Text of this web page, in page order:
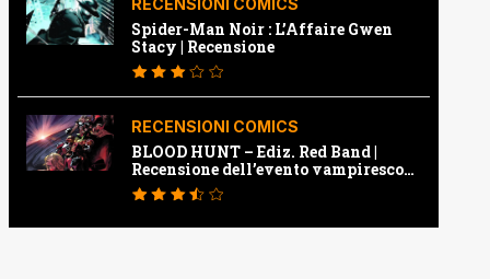
Spider-Man Noir : L’Affaire Gwen
Stacy | Recensione
RECENSIONI COMICS
BLOOD HUNT – Ediz. Red Band |
Recensione dell’evento vampiresco
della Marvel